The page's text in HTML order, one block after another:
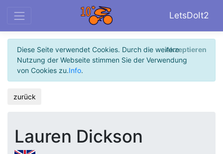
LetsDoIt2
Diese Seite verwendet Cookies. Durch die weitere
Nutzung der Webseite stimmen Sie der Verwendung
von Cookies zu.Info.
Akzeptieren
zurück
Lauren Dickson